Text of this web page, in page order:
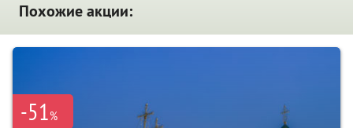
Похожие акции:
-51%